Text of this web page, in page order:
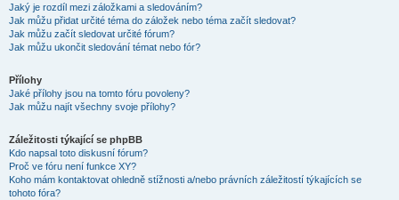
Jaký je rozdíl mezi záložkami a sledováním?
Jak můžu přidat určité téma do záložek nebo téma začít sledovat?
Jak můžu začít sledovat určité fórum?
Jak můžu ukončit sledování témat nebo fór?
Přílohy
Jaké přílohy jsou na tomto fóru povoleny?
Jak můžu najít všechny svoje přílohy?
Záležitosti týkající se phpBB
Kdo napsal toto diskusní fórum?
Proč ve fóru není funkce XY?
Koho mám kontaktovat ohledně stížnosti a/nebo právních záležitostí týkajících se
tohoto fóra?